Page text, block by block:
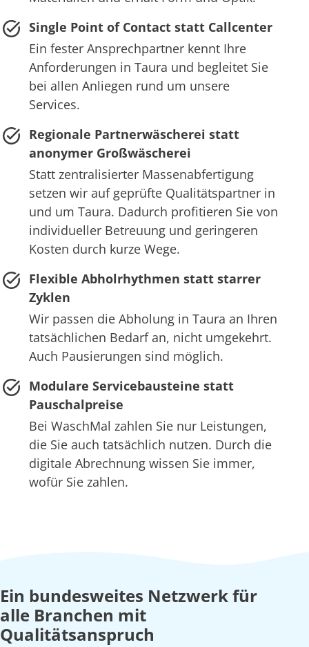
Single Point of Contact statt Callcenter
Ein fester Ansprechpartner kennt Ihre
Anforderungen in Taura und begleitet Sie
bei allen Anliegen rund um unsere
Services.
Regionale Partnerwäscherei statt
anonymer Großwäscherei
Statt zentralisierter Massenabfertigung
setzen wir auf geprüfte Qualitätspartner in
und um Taura. Dadurch profitieren Sie von
individueller Betreuung und geringeren
Kosten durch kurze Wege.
Flexible Abholrhythmen statt starrer
Zyklen
Wir passen die Abholung in Taura an Ihren
tatsächlichen Bedarf an, nicht umgekehrt.
Auch Pausierungen sind möglich.
Modulare Servicebausteine statt
Pauschalpreise
Bei WaschMal zahlen Sie nur Leistungen,
die Sie auch tatsächlich nutzen. Durch die
digitale Abrechnung wissen Sie immer,
wofür Sie zahlen.
Ein bundesweites Netzwerk für
alle Branchen mit
Qualitätsanspruch